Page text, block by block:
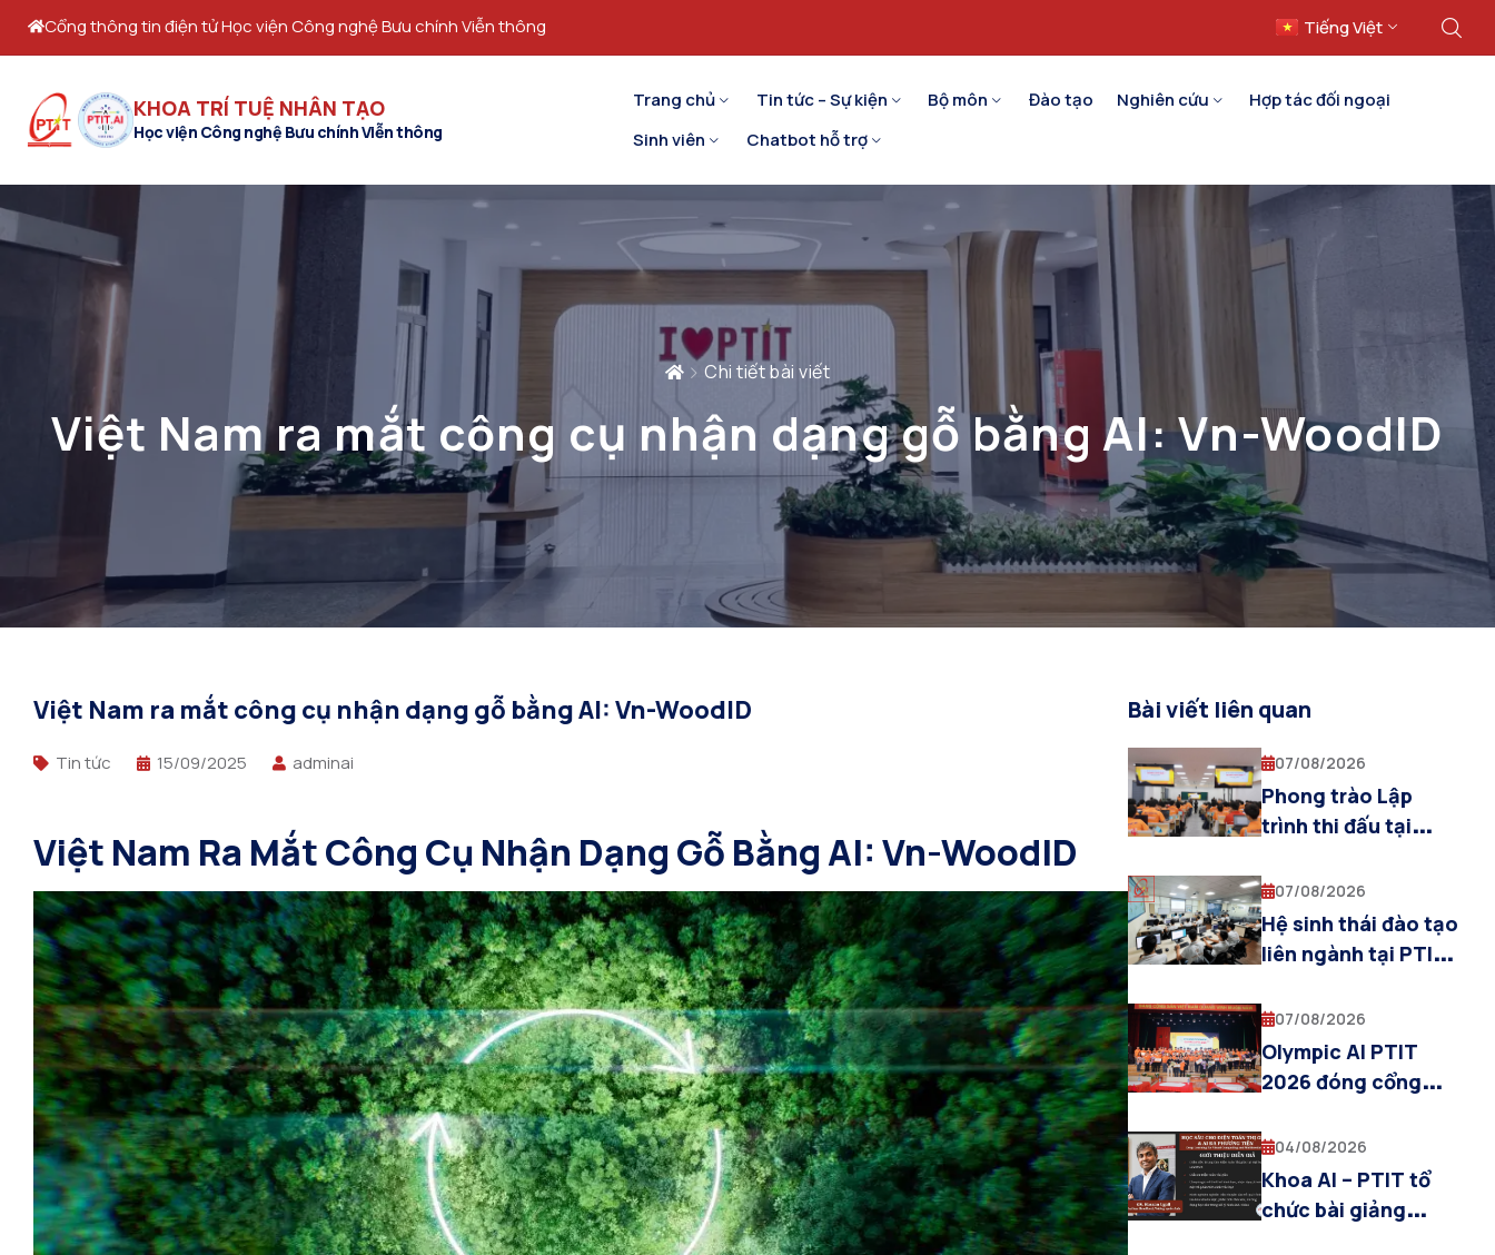
Cổng thông tin điện tử Học viện Công nghệ Bưu chính Viễn thông Tiếng Việt
English
KHOA TRÍ TUỆ NHÂN TẠO
Học viện Công nghệ Bưu chính Viễn thông
Trang chủ Tin tức – Sự kiện Bộ môn Đào tạo Nghiên cứu
Hợp tác đối ngoại
Sinh viên
Chatbot hỗ trợ
Chi tiết bài viết
Việt Nam ra mắt công cụ nhận dạng gỗ bằng AI: Vn-WoodID
Việt Nam ra mắt công cụ nhận dạng gỗ bằng AI: Vn-WoodID
Tin tức 15/09/2025 adminai
Việt Nam Ra Mắt Công Cụ Nhận Dạng Gỗ Bằng AI: Vn-WoodID
Bài viết liên quan
07/08/2026
Phong trào Lập
trình thi đấu tại
duy thuật toán cho
sinh viên Khoa AI
07/08/2026
Hệ sinh thái đào tạo
liên ngành tại PTIT:
tạo và sự cộng
hưởng cùng các
khoa chuyên ngành
07/08/2026
Olympic AI PTIT
2026 đóng cổng
bước vào giai đoạn
chuẩn bị cho Vòng
Sơ loại
04/08/2026
Khoa AI – PTIT tổ
chức bài giảng